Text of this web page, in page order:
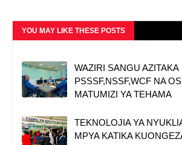
YOU MAY LIKE THESE POSTS
WAZIRI SANGU AZITAKA
PSSSF,NSSF,WCF NA
MATUMIZI YA TEHAMA
TEKNOLOJIA YA
MPYA KATIKA